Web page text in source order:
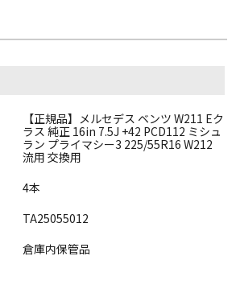
【正規品】メルセデス ベンツ W211 Eク
ラス 純正 16in 7.5J +42 PCD112 ミシュ
ラン プライマシー3 225/55R16 W212
流用 交換用
4本
TA25055012
倉庫内保管品